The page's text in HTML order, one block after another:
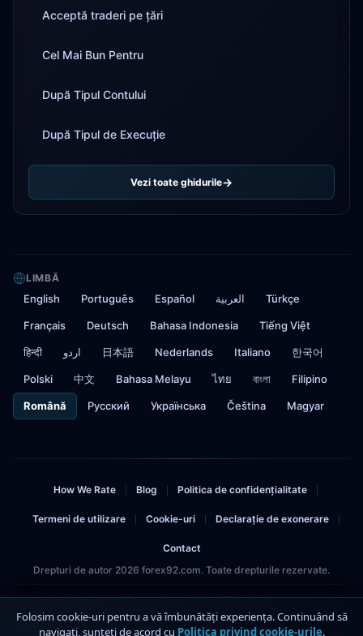
Acceptă traderi pe țări
Cel Mai Bun Pentru
După Tipul Contului
După Tipul de Execuție
Vezi toate ghidurile
LIMBĂ
English Português Español العربية Türkçe
Français Deutsch Bahasa Indonesia Tiếng Việt
हिन्दी اردو 日本語 Nederlands Italiano 한국어
Polski 中文 Bahasa Melayu ไทย বাংলা Filipino
Română Русский Українська Čeština Magyar
How We Rate Blog Politica de confidențialitate
Termeni de utilizare Cookie-uri Declarație de exonerare
Contact
Drepturi de autor 2026 forex92.com. Toate drepturile rezervate.
Avertisment de risc: Tranzacționarea forex și CFD-urilor implică riscuri
semnificative și poate duce la pierderea capitalului investit. Nu ar trebui să
investiți mai mult decât vă puteți permite să pierdeți. Acest site conține linkuri
Folosim cookie-uri pentru a vă îmbunătăți experiența. Continuând să
navigați, sunteți de acord cu Politica privind cookie-urile.
4